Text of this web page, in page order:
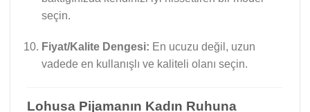
seçin.
Fiyat/Kalite Dengesi: En ucuzu değil, uzun
vadede en kullanışlı ve kaliteli olanı seçin.
Lohusa Pijamanın Kadın Ruhuna